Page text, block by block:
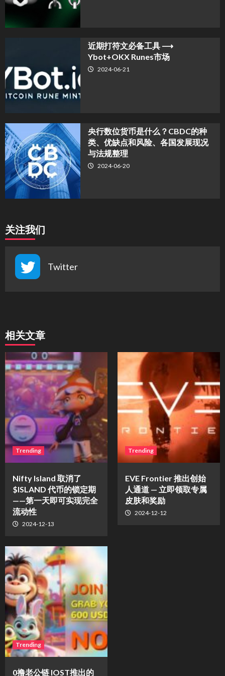
近期打符文必备工具 ⟶
Ybot+OKX Runes市场
2024-06-21
央行数位货币是什么？CBDC的种
类、优缺点和风险、各国发展现况
与法规整理
2024-06-20
关注我们
Twitter
相关文章
Trending
Nifty Island 取消了
$ISLAND 代币的锁定期
——第一天即可实现完全
流动性
2024-12-13
Trending
EVE Frontier 推出创始
人通道 — 立即领取专属
皮肤和奖励
2024-12-12
Trending
0撸老公链 IOST推出的